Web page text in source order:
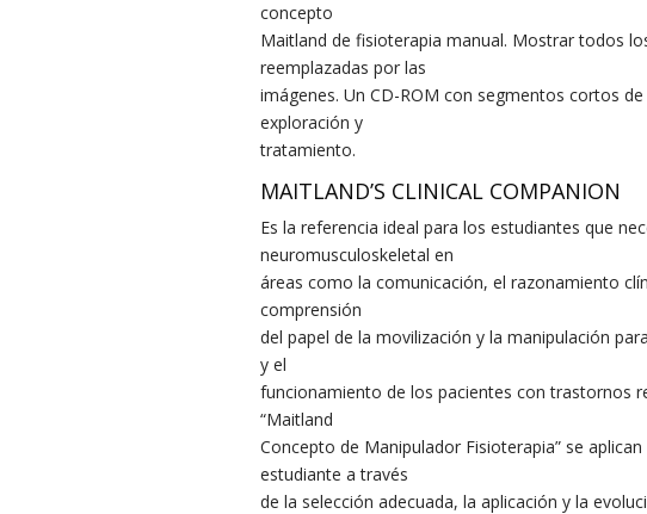
concepto
Maitland de fisioterapia manual. Mostrar todos
reemplazadas por las
imágenes. Un CD-ROM con segmentos cortos
exploración y
tratamiento.
MAITLAND’S CLINICAL COMPANION
Es la referencia ideal para los estudiantes que
neuromusculoskeletal en
áreas como la comunicación, el razonamiento
comprensión
del papel de la movilización y la manipulación
y el
funcionamiento de los pacientes con trastornos
“Maitland
Concepto de Manipulador Fisioterapia” se
estudiante a través
de la selección adecuada, la aplicación y la